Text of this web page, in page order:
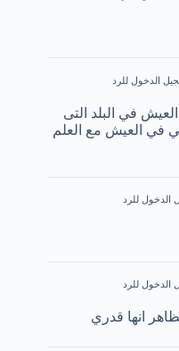
الدخول للرد
في البلد التى
في العيش مع العلم
الدخول للرد
الدخول للرد
انها قدري